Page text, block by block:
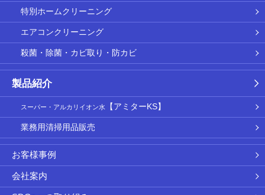
特別ホームクリーニング
エアコンクリーニング
殺菌・除菌・カビ取り・防カビ
製品紹介
スーパー・アルカリイオン水 【アミターKS】
業務用清掃用品販売
お客様事例
会社案内